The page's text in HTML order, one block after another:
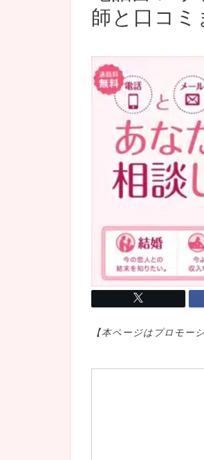
師と口コミ
【本ページはプロモ ー